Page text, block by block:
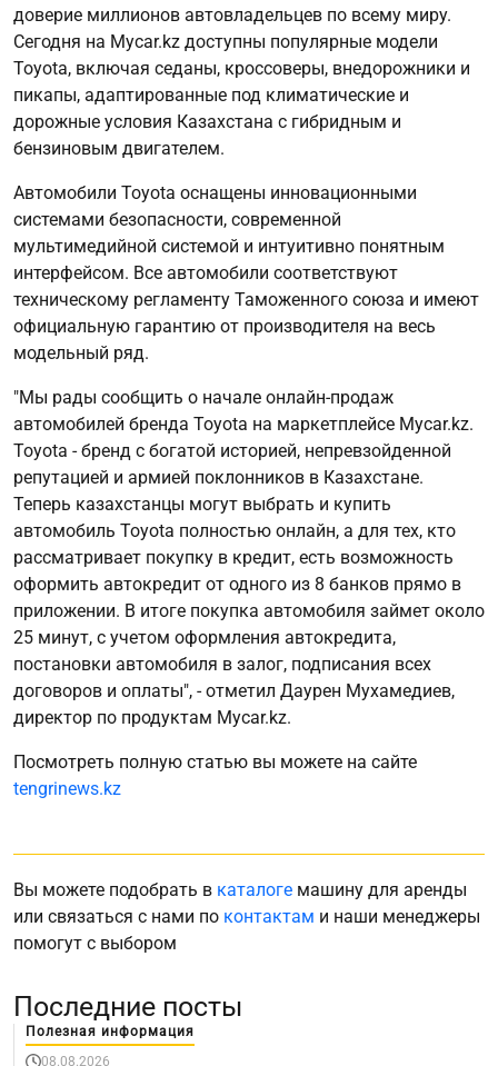
доверие миллионов автовладельцев по всему миру.
Сегодня на Mycar.kz доступны популярные модели
Toyota, включая седаны, кроссоверы, внедорожники и
пикапы, адаптированные под климатические и
дорожные условия Казахстана с гибридным и
бензиновым двигателем.
Автомобили Toyota оснащены инновационными
системами безопасности, современной
мультимедийной системой и интуитивно понятным
интерфейсом. Все автомобили соответствуют
техническому регламенту Таможенного союза и имеют
официальную гарантию от производителя на весь
модельный ряд.
"Мы рады сообщить о начале онлайн-продаж
автомобилей бренда Toyota на маркетплейсе Mycar.kz.
Toyota - бренд с богатой историей, непревзойденной
репутацией и армией поклонников в Казахстане.
Теперь казахстанцы могут выбрать и купить
автомобиль Toyota полностью онлайн, а для тех, кто
рассматривает покупку в кредит, есть возможность
оформить автокредит от одного из 8 банков прямо в
приложении. В итоге покупка автомобиля займет около
25 минут, с учетом оформления автокредита,
постановки автомобиля в залог, подписания всех
договоров и оплаты", - отметил Даурен Мухамедиев,
директор по продуктам Mycar.kz.
Посмотреть полную статью вы можете на сайте
tengrinews.kz
Вы можете подобрать в каталоге машину для аренды
или связаться с нами по контактам и наши менеджеры
помогут с выбором
Последние посты
Полезная информация
08.08.2026